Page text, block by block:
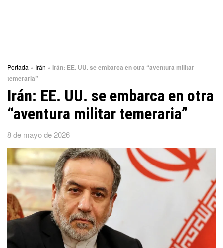
Portada » Irán » Irán: EE. UU. se embarca en otra “aventura militar
temeraria”
Irán: EE. UU. se embarca en otra
“aventura militar temeraria”
8 de mayo de 2026